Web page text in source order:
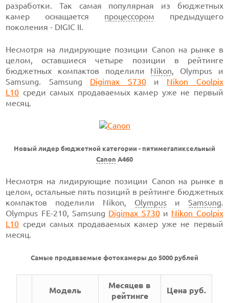
разработки. Так самая популярная из бюджетных
камер оснащается процессором предыдущего
поколения - DIGIC II.
Несмотря на лидирующие позиции Canon на рынке в
целом, оставшиеся четыре позиции в рейтинге
бюджетных компактов поделили Nikon, Olympus и
Samsung. Samsung Digimax S730и Nikon Coolpix
L10 среди самых продаваемых камер уже не первый
месяц.
Новый лидер бюджетной категории - пятимегапиксельный
Canon A460
Несмотря на лидирующие позиции Canon на рынке в
целом, остальные пять позиций в рейтинге бюджетных
компактов поделили Nikon, Olympusи Samsung.
Olympus FE-210, Samsung Digimax S730и Nikon Coolpix
L10 среди самых продаваемых камер уже не первый
месяц.
Самые продаваемые фотокамеры до 5000 рублей
Модель
Месяцев в
рейтинге
Цена руб.